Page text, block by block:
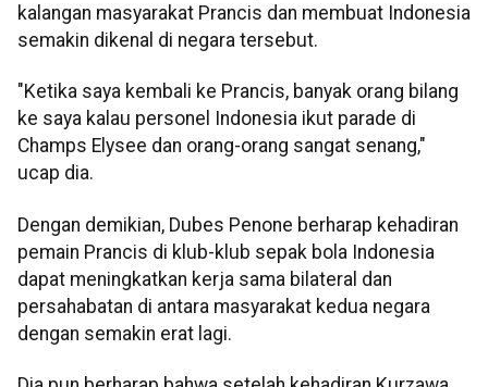
kalangan masyarakat Prancis dan membuat Indonesia
semakin dikenal di negara tersebut.
"Ketika saya kembali ke Prancis, banyak orang bilang
ke saya kalau personel Indonesia ikut parade di
Champs Elysee dan orang-orang sangat senang,"
ucap dia.
Dengan demikian, Dubes Penone berharap kehadiran
pemain Prancis di klub-klub sepak bola Indonesia
dapat meningkatkan kerja sama bilateral dan
persahabatan di antara masyarakat kedua negara
dengan semakin erat lagi.